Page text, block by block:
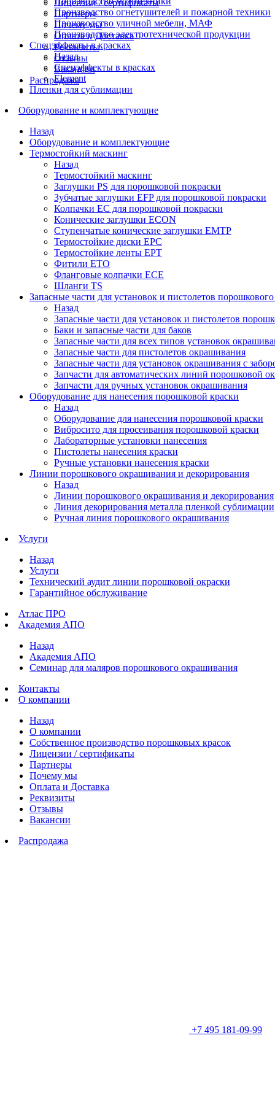
Лицензии / сертификаты
Партнеры
Почему мы
Оплата и Доставка
Реквизиты
Отзывы
Вакансии
Распродажа
Производство огнетушителей и пожарной техники
Производство уличной мебели, МАФ
Производство электротехнической продукции
Спецэффекты в красках
Назад
Спецэффекты в красках
Element
Пленки для сублимации
Оборудование и комплектующие
Назад
Оборудование и комплектующие
Термостойкий маскинг
Назад
Термостойкий маскинг
Заглушки PS для порошковой покраски
Зубчатые заглушки EFP для порошковой покраски
Колпачки ЕС для порошковой покраски
Конические заглушки ECON
Ступенчатые конические заглушки EMTP
Термостойкие диски EPC
Термостойкие ленты EPT
Фитили ETO
Фланговые колпачки ECE
Шланги TS
Запасные части для установок и пистолетов
Назад
Запасные части для установок и пистолетов
Баки и запасные части для баков
Запасные части для всех типов установок
Запасные части для пистолетов окрашивания
Запасные части для установок окрашивания с
Запчасти для автоматических линий порошковой
Запчасти для ручных установок окрашивания
Оборудование для нанесения порошковой краски
Назад
Оборудование для нанесения порошковой краски
Вибросито для просеивания порошковой краски
Лабораторные установки нанесения
Пистолеты нанесения краски
Ручные установки нанесения краски
Линии порошкового окрашивания и декорирования
Назад
Линии порошкового окрашивания и декорирования
Линия декорирования металла пленкой сублимации
Ручная линия порошкового окрашивания
Услуги
Назад
Услуги
Технический аудит линии порошковой окраски
Гарантийное обслуживание
Атлас ПРО
Академия АПО
Назад
Академия АПО
Семинар для маляров порошкового окрашивания
Контакты
О компании
Назад
О компании
Собственное производство порошковых красок
Лицензии / сертификаты
Партнеры
Почему мы
Оплата и Доставка
Реквизиты
Отзывы
Вакансии
Распродажа
+7 495 181-09-99